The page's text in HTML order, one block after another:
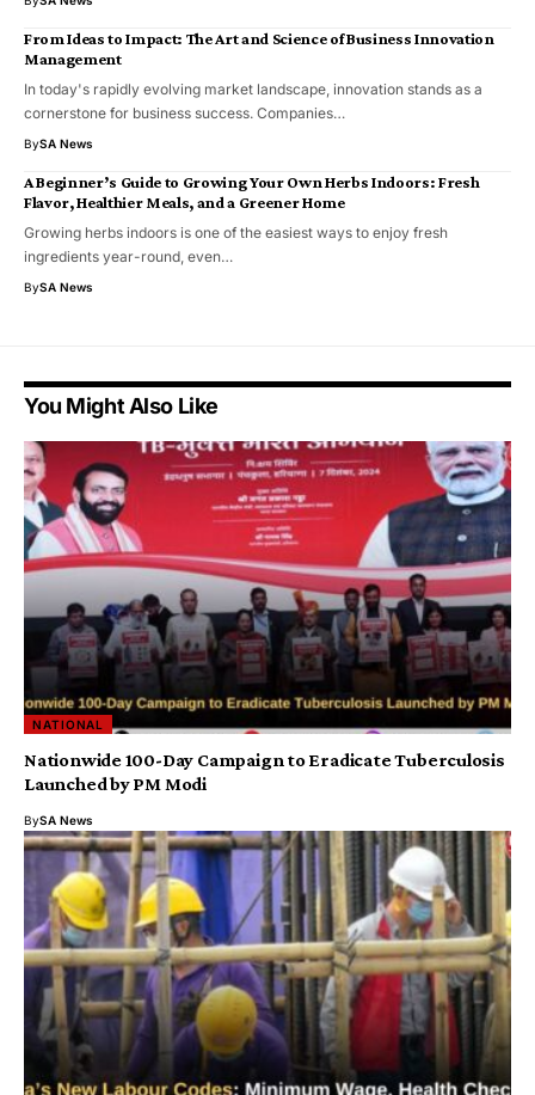
From Ideas to Impact: The Art and Science of Business Innovation
Management
In today's rapidly evolving market landscape, innovation stands as a
cornerstone for business success. Companies…
BySA News
A Beginner’s Guide to Growing Your Own Herbs Indoors: Fresh
Flavor, Healthier Meals, and a Greener Home
Growing herbs indoors is one of the easiest ways to enjoy fresh
ingredients year-round, even…
BySA News
You Might Also Like
NATIONAL
Nationwide 100-Day Campaign to Eradicate Tuberculosis
Launched by PM Modi
BySA News